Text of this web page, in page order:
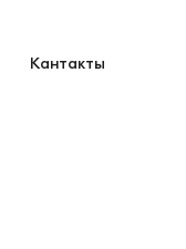
Кантакты